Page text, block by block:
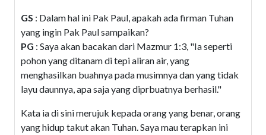
GS : Dalam hal ini Pak Paul, apakah ada firman Tuhan
yang ingin Pak Paul sampaikan?
PG : Saya akan bacakan dari Mazmur 1:3, "Ia seperti
pohon yang ditanam di tepi aliran air, yang
menghasilkan buahnya pada musimnya dan yang tidak
layu daunnya, apa saja yang diprbuatnya berhasil."
Kata ia di sini merujuk kepada orang yang benar, orang
yang hidup takut akan Tuhan. Saya mau terapkan ini